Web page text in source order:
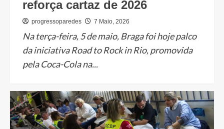
reforça cartaz de 2026
progressoparedes 7 Maio, 2026
Na terça-feira, 5 de maio, Braga foi hoje palco
da iniciativa Road to Rock in Rio, promovida
pela Coca-Cola na...